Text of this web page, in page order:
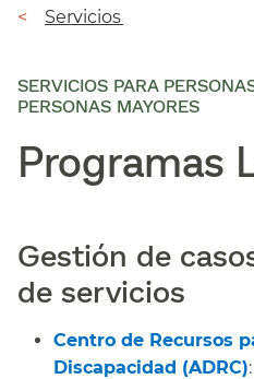
Ruta
navegación​​
Servicios​​
SERVICIOS PARA
PERSONAS MAYORES
Programas
Gestión de
de servicios​​
Centro de Recursos
Discapacidad (ADRC)